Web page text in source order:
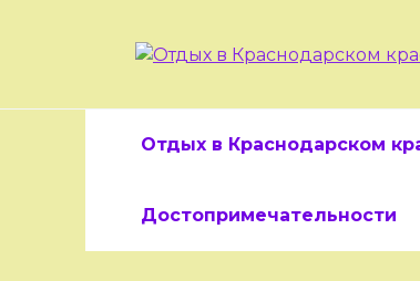
Отдых в Краснодарском
Достопримечательности